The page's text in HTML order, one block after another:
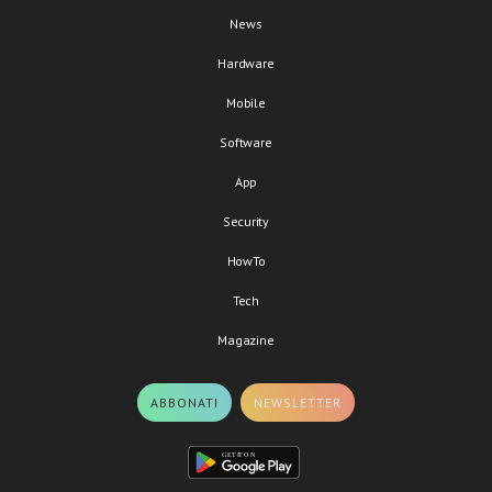
News
Hardware
Mobile
Software
App
Security
HowTo
Tech
Magazine
ABBONATI NEWSLETTER